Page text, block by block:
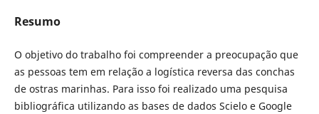
Resumo
O objetivo do trabalho foi compreender a preocupação que
as pessoas tem em relação a logística reversa das conchas
de ostras marinhas. Para isso foi realizado uma pesquisa
bibliográfica utilizando as bases de dados Scielo e Google